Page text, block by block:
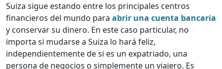
Suiza sigue estando entre los principales centros
financieros del mundo para abrir una cuenta bancaria
y conservar su dinero. En este caso particular, no
importa si mudarse a Suiza lo hará feliz,
independientemente de si es un expatriado, una
persona de negocios o simplemente un viajero. Es